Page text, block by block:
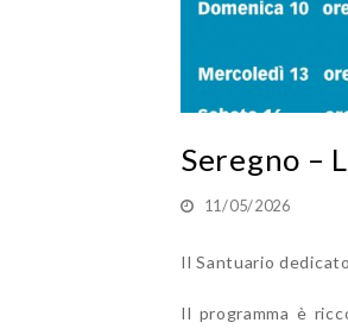
Seregno –
11/05/2026
Il Santuario
Il programma è